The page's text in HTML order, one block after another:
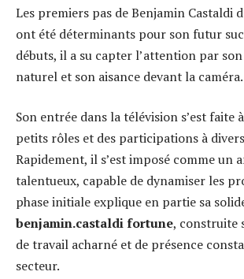
Les premiers pas de Benjamin Castaldi
ont été déterminants pour son futur
débuts, il a su capter l’attention par
naturel et son aisance devant la caméra.
Son entrée dans la télévision s’est faite
petits rôles et des participations à
Rapidement, il s’est imposé comme un
talentueux, capable de dynamiser les
phase initiale explique en partie sa
benjamin.castaldi fortune, construite
de travail acharné et de présence
secteur.